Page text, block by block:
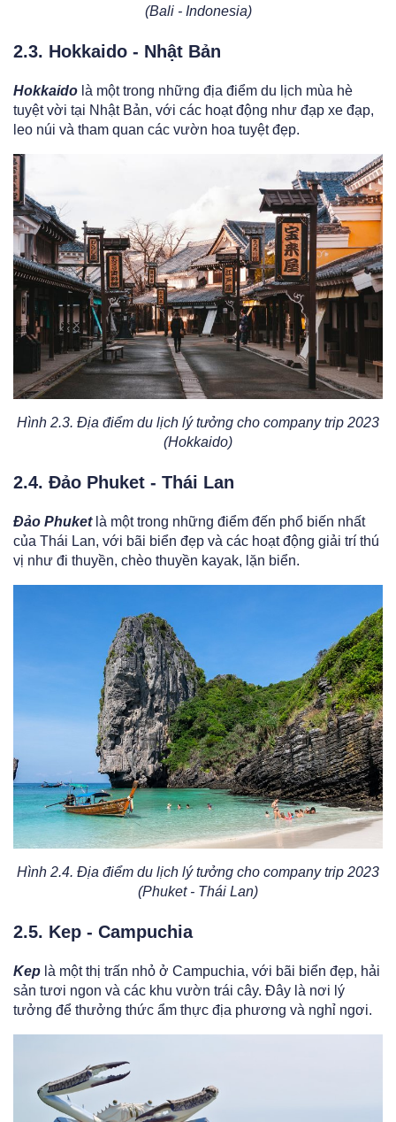
(Bali - Indonesia)
2.3. Hokkaido - Nhật Bản
Hokkaido là một trong những địa điểm du lịch mùa hè
tuyệt vời tại Nhật Bản, với các hoạt động như đạp xe đạp,
leo núi và tham quan các vườn hoa tuyệt đẹp.
Hình 2.3. Địa điểm du lịch lý tưởng cho company trip 2023
(Hokkaido)
2.4. Đảo Phuket - Thái Lan
Đảo Phuketlà một trong những điểm đến phổ biến nhất
của Thái Lan, với bãi biển đẹp và các hoạt động giải trí thú
vị như đi thuyền, chèo thuyền kayak, lặn biển.
Hình 2.4. Địa điểm du lịch lý tưởng cho company trip 2023
(Phuket - Thái Lan)
2.5. Kep - Campuchia
Kep là một thị trấn nhỏ ở Campuchia, với bãi biển đẹp, hải
sản tươi ngon và các khu vườn trái cây. Đây là nơi lý
tưởng để thưởng thức ẩm thực địa phương và nghỉ ngơi.